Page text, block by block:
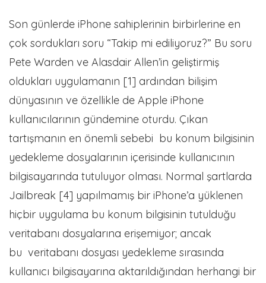
Son günlerde iPhone sahiplerinin birbirlerine en
çok sordukları soru “Takip mi ediliyoruz?” Bu soru
Pete Warden ve Alasdair Allen’in geliştirmiş
oldukları uygulamanın [1] ardından bilişim
dünyasının ve özellikle de Apple iPhone
kullanıcılarının gündemine oturdu. Çıkan
tartışmanın en önemli sebebi bu konum bilgisinin
yedekleme dosyalarının içerisinde kullanıcının
bilgisayarında tutuluyor olması. Normal şartlarda
Jailbreak [4] yapılmamış bir iPhone’a yüklenen
hiçbir uygulama bu konum bilgisinin tutulduğu
veritabanı dosyalarına erişemiyor; ancak
bu veritabanı dosyası yedekleme sırasında
kullanıcı bilgisayarına aktarıldığından herhangi bir